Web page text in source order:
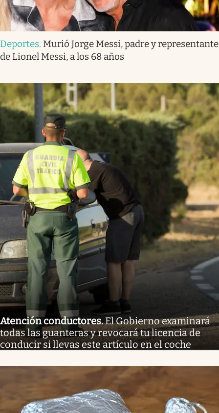
Deportes. Murió Jorge Messi, padre y representante
de Lionel Messi, a los 68 años
Atención conductores.El Gobierno examinará
todas las guanteras y revocará tu licencia de
conducir si llevas este artículo en el coche